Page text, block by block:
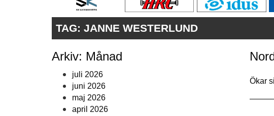
TAG: JANNE WESTERLUND
Arkiv: Månad
juli 2026
juni 2026
maj 2026
april 2026
Ökar